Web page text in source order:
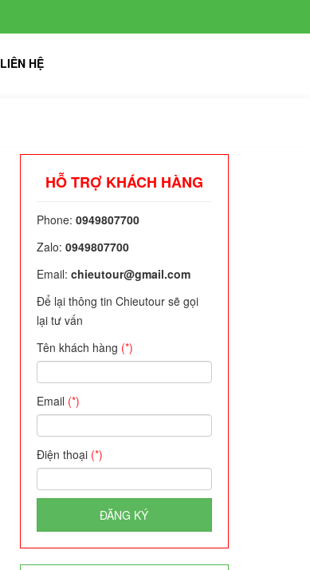
LIÊN HỆ
HỖ TRỢ KHÁCH HÀNG
Phone: 0949807700
Zalo: 0949807700
Email: chieutour@gmail.com
Để lại thông tin Chieutour sẽ gọi
lại tư vấn
Tên khách hàng (*)
Email (*)
Điện thoại (*)
ĐĂNG KÝ